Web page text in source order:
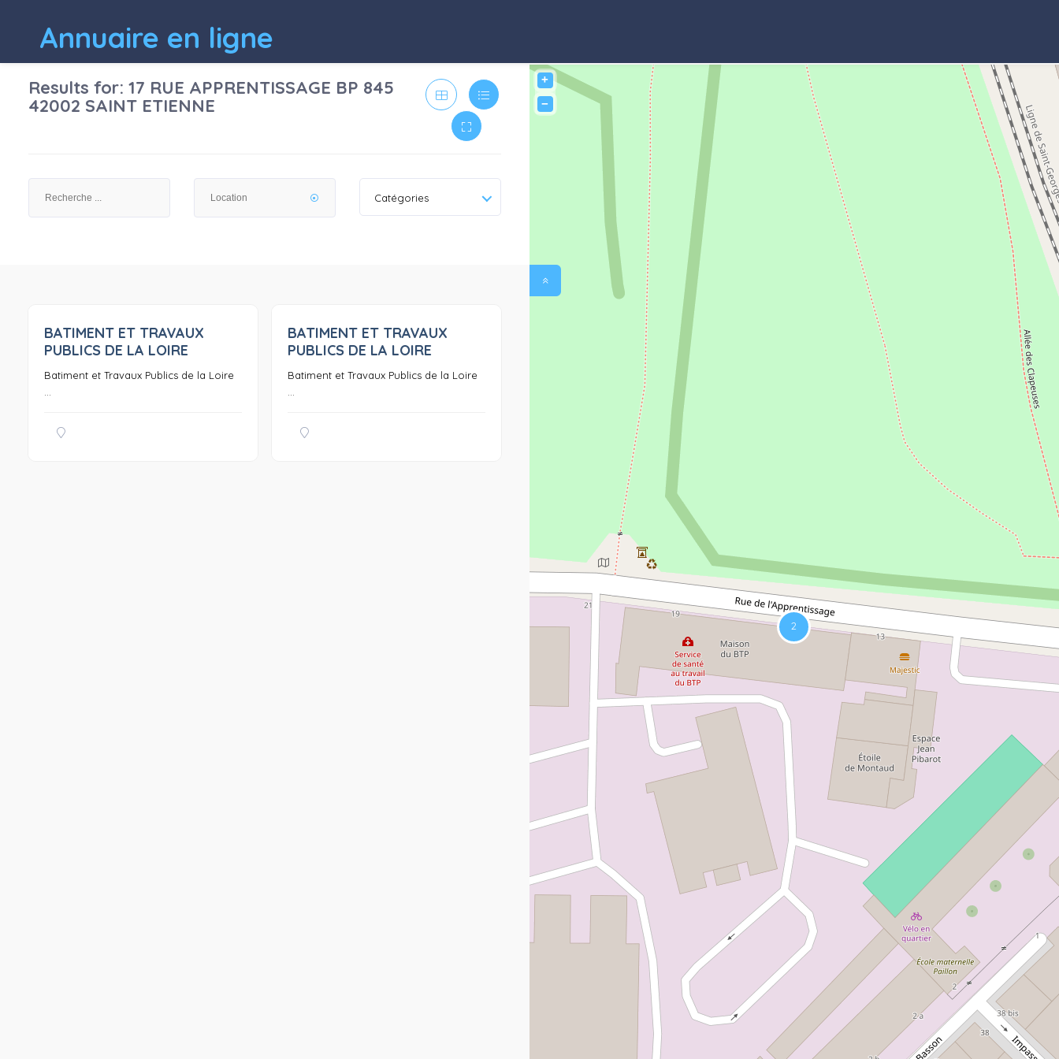
Annuaire en ligne
+
−
Results for:17 RUE APPRENTISSAGE BP 845
42002 SAINT ETIENNE
Catégories
BATIMENT ET TRAVAUX
PUBLICS DE LA LOIRE
Batiment et Travaux Publics de la Loire
BATIMENT ET TRAVAUX
PUBLICS DE LA LOIRE
Batiment et Travaux Publics de la Loire